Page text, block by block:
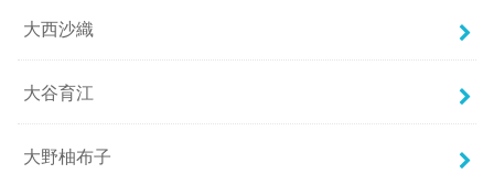
大西沙織
大谷育江
大野柚布子